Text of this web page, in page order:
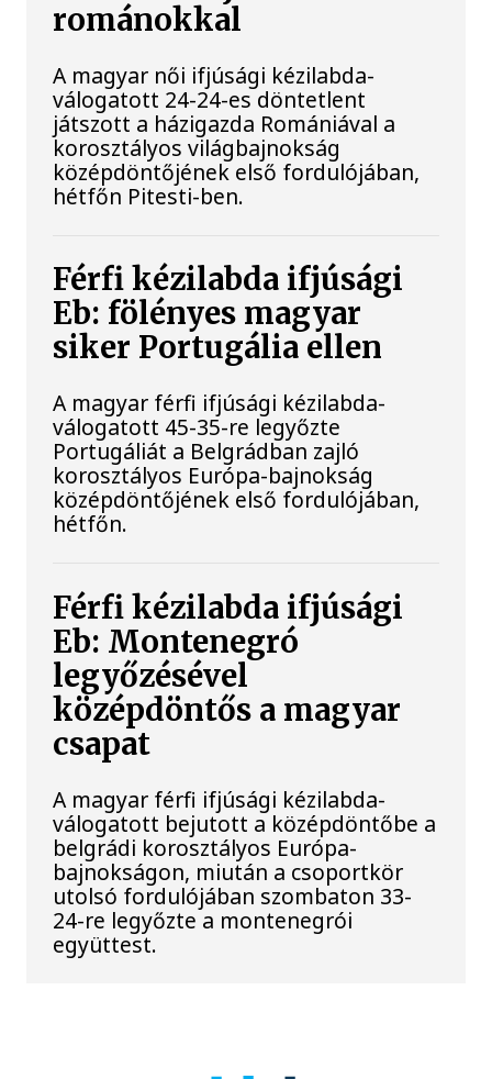
románokkal
A magyar női ifjúsági kézilabda-
válogatott 24-24-es döntetlent
játszott a házigazda Romániával a
korosztályos világbajnokság
középdöntőjének első fordulójában,
hétfőn Pitesti-ben.
Férfi kézilabda ifjúsági
Eb: fölényes magyar
siker Portugália ellen
A magyar férfi ifjúsági kézilabda-
válogatott 45-35-re legyőzte
Portugáliát a Belgrádban zajló
korosztályos Európa-bajnokság
középdöntőjének első fordulójában,
hétfőn.
Férfi kézilabda ifjúsági
Eb: Montenegró
legyőzésével
középdöntős a magyar
csapat
A magyar férfi ifjúsági kézilabda-
válogatott bejutott a középdöntőbe a
belgrádi korosztályos Európa-
bajnokságon, miután a csoportkör
utolsó fordulójában szombaton 33-
24-re legyőzte a montenegrói
együttest.